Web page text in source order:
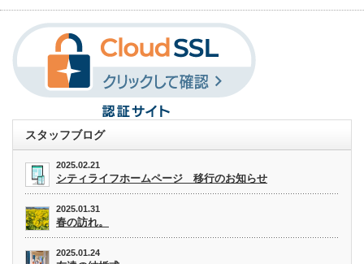
スタッフブログ
2025.02.21
シティライフホームページ 移行のお知らせ
2025.01.31
春の訪れ。
2025.01.24